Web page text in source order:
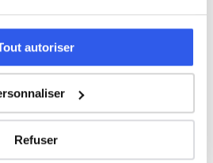
autoriser
Refuser
le 76